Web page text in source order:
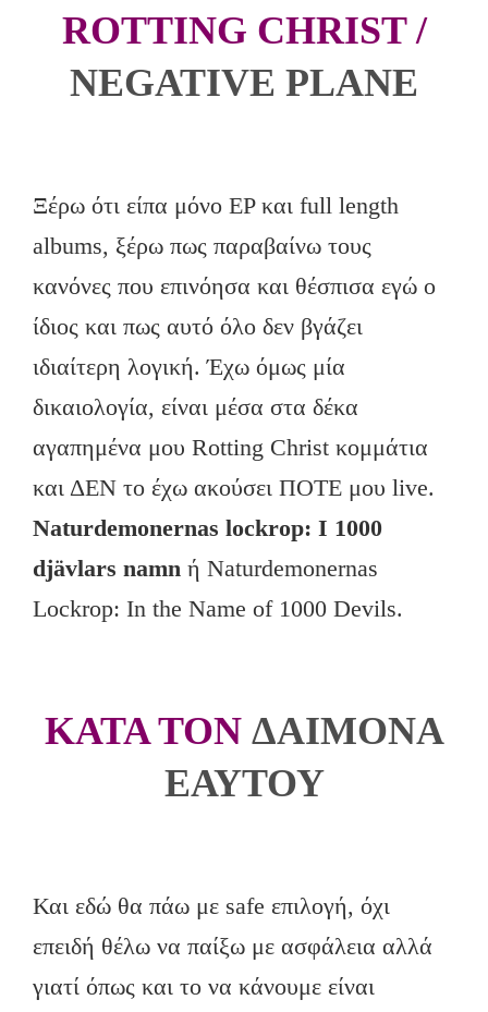
ROTTING CHRIST /
NEGATIVE PLANE
Ξέρω ότι είπα μόνο EP και full length
albums, ξέρω πως παραβαίνω τους
κανόνες που επινόησα και θέσπισα εγώ ο
ίδιος και πως αυτό όλο δεν βγάζει
ιδιαίτερη λογική. Έχω όμως μία
δικαιολογία, είναι μέσα στα δέκα
αγαπημένα μου Rotting Christ κομμάτια
και ΔΕΝ το έχω ακούσει ΠΟΤΕ μου live.
Naturdemonernas lockrop: I 1000
djävlars namn ή Naturdemonernas
Lockrop: In the Name of 1000 Devils.
KATA TON ΔΑΙΜΟΝΑ
ΕΑΥΤΟΥ
Και εδώ θα πάω με safe επιλογή, όχι
επειδή θέλω να παίξω με ασφάλεια αλλά
γιατί όπως και το να κάνουμε είναι